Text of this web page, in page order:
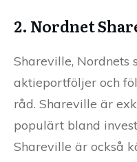
2. Nordnet
Shareville, Nordnets
aktieportföljer och
råd. Shareville är
populärt bland
Shareville är också